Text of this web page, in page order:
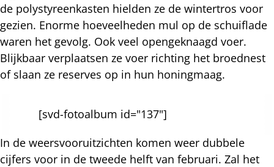
de polystyreenkasten hielden ze de wintertros voor
gezien. Enorme hoeveelheden mul op de schuiflade
waren het gevolg. Ook veel opengeknaagd voer.
Blijkbaar verplaatsen ze voer richting het broednest
of slaan ze reserves op in hun honingmaag.
[svd-fotoalbum id="137"]
In de weersvooruitzichten komen weer dubbele
cijfers voor in de tweede helft van februari. Zal het